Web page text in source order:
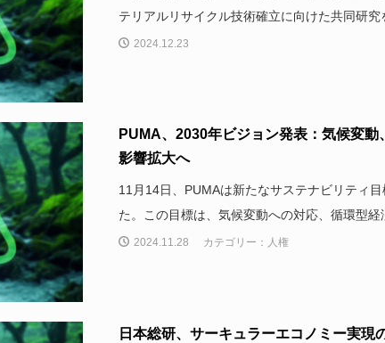
テリアルリサイクル技術確立に向けた共同研究
2024.12.23
PUMA、2030年ビジョン発表：気候変動
影響拡大へ
11月14日、PUMAは新たなサステナビリティ
た。この目標は、気候変動への対応、循環型経
2024.11.28 カテゴリー：人権
日本総研、サーキュラーエコノミー実現